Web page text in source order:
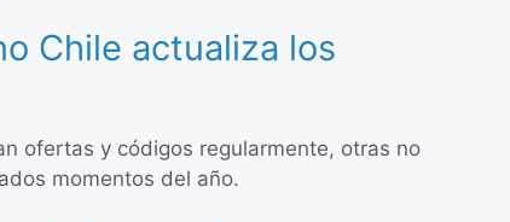
Chile actualiza los
ofertas y códigos regularmente, otras no
momentos del año.